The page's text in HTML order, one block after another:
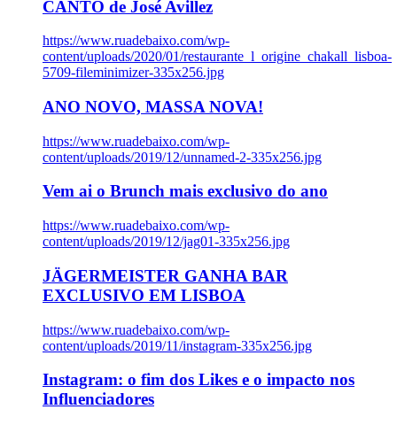
CANTO de José Avillez
https://www.ruadebaixo.com/wp-
content/uploads/2020/01/restaurante_l_origine_chakall_lisboa-
5709-fileminimizer-335x256.jpg
ANO NOVO, MASSA NOVA!
https://www.ruadebaixo.com/wp-
content/uploads/2019/12/unnamed-2-335x256.jpg
Vem ai o Brunch mais exclusivo do ano
https://www.ruadebaixo.com/wp-
content/uploads/2019/12/jag01-335x256.jpg
JÄGERMEISTER GANHA BAR
EXCLUSIVO EM LISBOA
https://www.ruadebaixo.com/wp-
content/uploads/2019/11/instagram-335x256.jpg
Instagram: o fim dos Likes e o impacto nos
Influenciadores